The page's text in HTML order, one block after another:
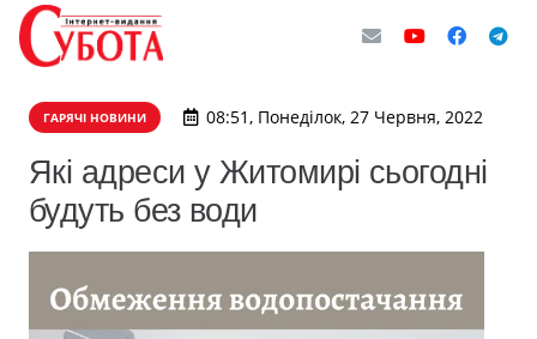
ГАРЯЧІ НОВИНИ 08:51, Понеділок, 27 Червня, 2022
Які адреси у Житомирі сьогодні
будуть без води